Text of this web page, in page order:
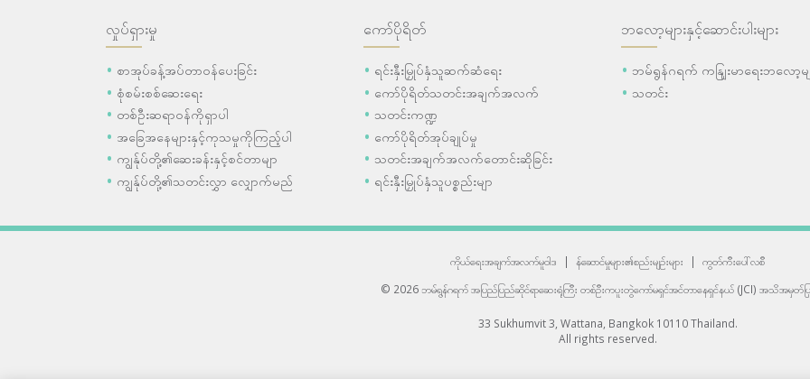
လှုပ်ရှားမှု
စာအုပ်ခန့်အပ်တာဝန်ပေးခြင်း
စုံစမ်းစစ်ဆေးရေး
တစ်ဦးဆရာဝန်ကိုရှာပါ
အခြေအနေများနှင့်ကုသမှုကိုကြည့်ပါ
ကျွန်ုပ်တို့၏ဆေးခန်းနှင့်စင်တာမျာ
ကျွန်ုပ်တို့၏သတင်းလွှာ လျှောက်မည်
ကော်ပိုရိတ်
ရင်းနှီးမြှုပ်နှံသူဆက်ဆံရေး
ကော်ပိုရိတ်သတင်းအချက်အလက်
သတင်းကဏ္ဍ
ကော်ပိုရိတ်အုပ်ချုပ်မှု
သတင်းအချက်အလက်တောင်းဆိုခြင်း
ရင်းနှီးမြှုပ်နှံသူပစ္စည်းမျာ
ဘလော့များနှင့်ဆောင်းပါးများ
ဘမ်ရွန်ဂရက် ကနျြးမာရေးဘလော့မျ
သတင်း
ကိုယ်ရေးအချက်အလက်မူဝါဒ | န်ဆောင်မှုများ၏စည်းမျဉ်းများ |
ကွတ်ကီးပေါ်လစီ
© 2026 ဘမ်ရွန်ဂရက် အပြည်ပြည်ဆိုင်ရာဆေးရုံကြီး တစ်ဦးကပူးတွဲကော်မရှင်အင်တာနေရှင်နယ် (JCI) အသိအမှတ်ပ
33 Sukhumvit 3, Wattana, Bangkok 10110 Thailand.
All rights reserved.